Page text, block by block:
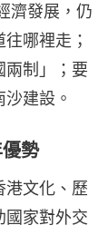
濟發展，仍
哪裡走；
兩制」；要
建設。
勢
港文化、歷
國家對外交